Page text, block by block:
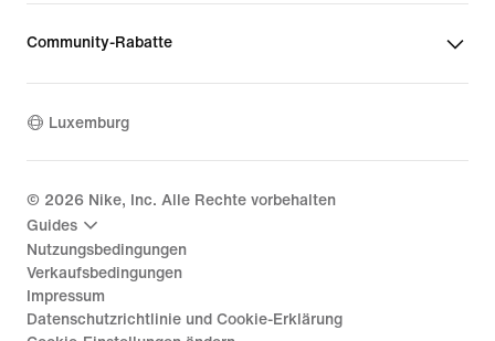
Community-Rabatte
Luxemburg
© 2026 Nike, Inc. Alle Rechte vorbehalten
Guides
Nutzungsbedingungen
Verkaufsbedingungen
Impressum
Datenschutzrichtlinie und Cookie-Erklärung